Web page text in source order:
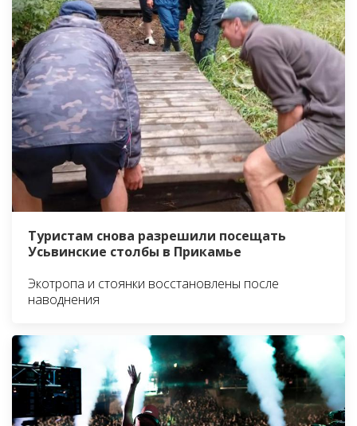
Туристам снова разрешили посещать
Усьвинские столбы в Прикамье
Экотропа и стоянки восстановлены после
наводнения